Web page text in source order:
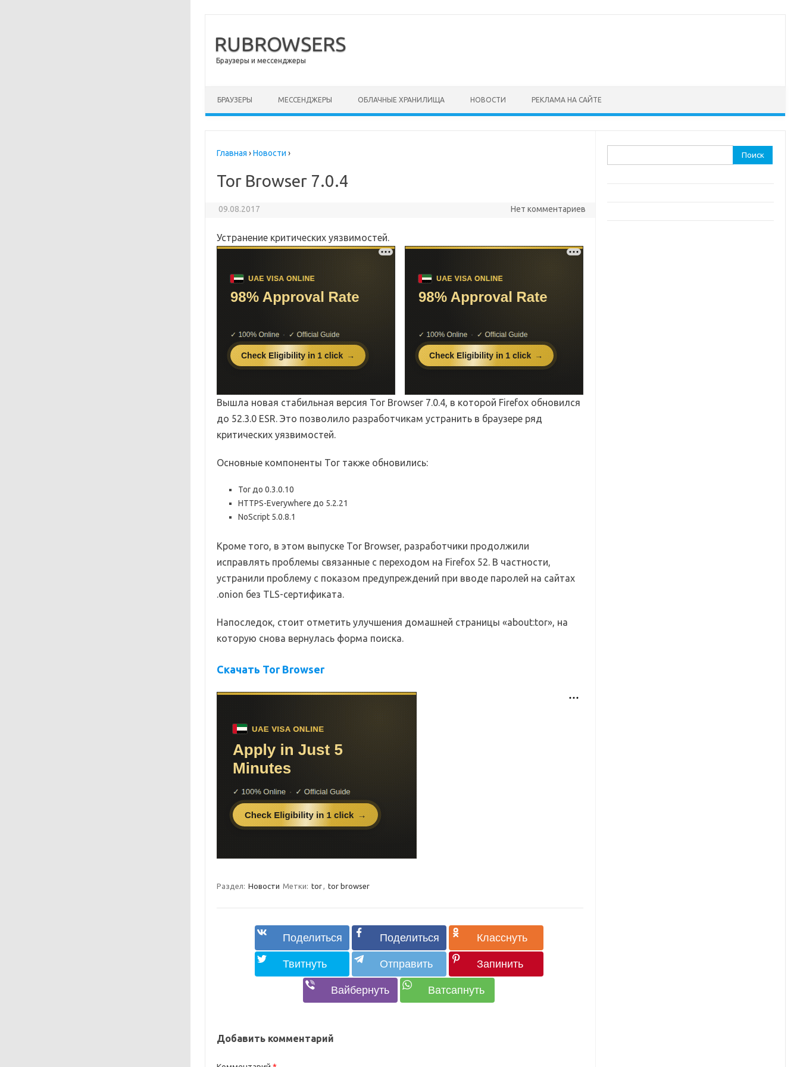
RUBROWSERS
Браузеры и мессенджеры
БРАУЗЕРЫ МЕССЕНДЖЕРЫ ОБЛАЧНЫЕ ХРАНИЛИЩА НОВОСТИ РЕКЛАМА НА САЙТЕ
Главная ›Новости ›
Tor Browser 7.0.4
09.08.2017 Нет комментариев
Устранение критических уязвимостей.
Вышла новая стабильная версия Tor Browser 7.0.4, в которой Firefox обновился
до 52.3.0 ESR. Это позволило разработчикам устранить в браузере ряд
критических уязвимостей.
Основные компоненты Tor также обновились:
Tor до 0.3.0.10
HTTPS-Everywhere до 5.2.21
NoScript 5.0.8.1
Кроме того, в этом выпуске Tor Browser, разработчики продолжили
исправлять проблемы связанные с переходом на Firefox 52. В частности,
устранили проблему с показом предупреждений при вводе паролей на сайтах
.onion без TLS-сертификата.
Напоследок, стоит отметить улучшения домашней страницы «about:tor», на
которую снова вернулась форма поиска.
Скачать Tor Browser
Раздел: Новости Метки: tor, tor browser
Добавить комментарий